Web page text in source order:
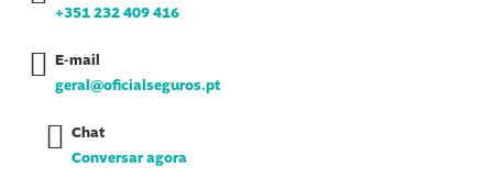
+351 232 409 416
E-mail
geral@oficialseguros.pt
Chat
Conversar agora